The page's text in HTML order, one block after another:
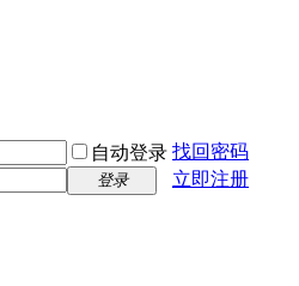
自动登录 找回密码
登录
立即注册